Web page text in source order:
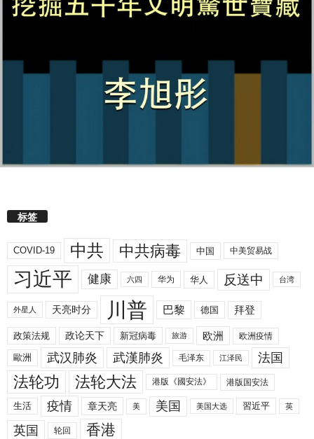
标签
COVID-19 中共 中共病毒 中国 中美贸易战
习近平 健康 六四 华为 华人 反送中 台湾
外星人 天亮时分 川普 巴黎 德国 拜登
政策法规 政论天下 新冠病毒 旅游 欧洲 欧洲疫情
歐洲 武汉肺炎 武漢肺炎 毛泽东 江泽民 法国
法轮功 法轮大法 港版《國安法》 港版国安法
生活 疫情 章天亮 美 美国 美国大选 習近平 英
英国 轮回 香港